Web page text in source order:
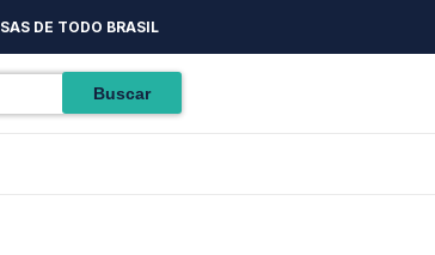
DE TODO BRASIL